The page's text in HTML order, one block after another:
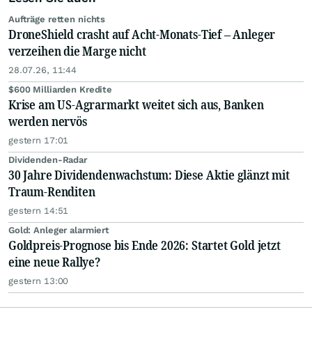
Aufträge retten nichts
DroneShield crasht auf Acht-Monats-Tief – Anleger
verzeihen die Marge nicht
28.07.26, 11:44
$600 Milliarden Kredite
Krise am US-Agrarmarkt weitet sich aus, Banken
werden nervös
gestern 17:01
Dividenden-Radar
30 Jahre Dividendenwachstum: Diese Aktie glänzt mit
Traum-Renditen
gestern 14:51
Gold: Anleger alarmiert
Goldpreis-Prognose bis Ende 2026: Startet Gold jetzt
eine neue Rallye?
gestern 13:00